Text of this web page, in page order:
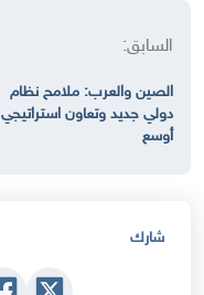
السابق:
الصين والعرب: ملامح نظام
دولي جديد وتعاون استراتيجي
أوسع
شارك